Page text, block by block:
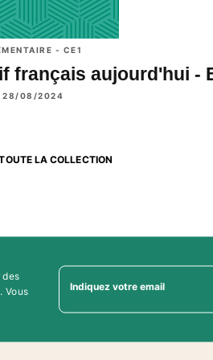
- CE1
français aujourd'hui -
28/08/2024
LA COLLECTION
des
Vous
Indiquez votre email